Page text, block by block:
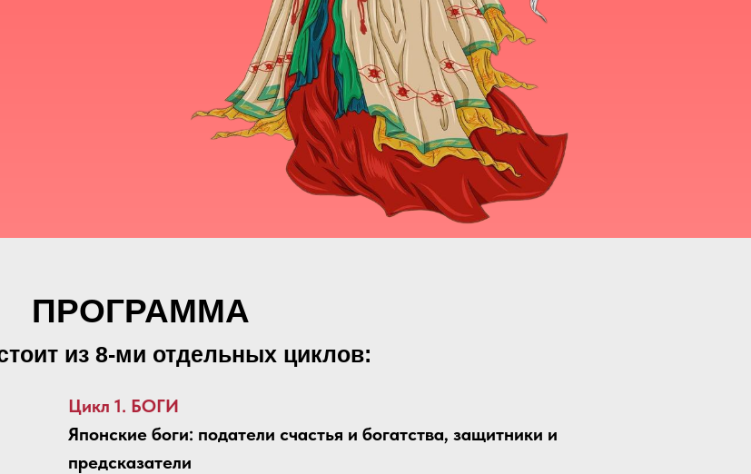
ПРОГРАММА
Цикл 1. БОГИ
Японские боги: податели счастья и богатства, защитники и
предсказатели
из 8-ми отдельных циклов: